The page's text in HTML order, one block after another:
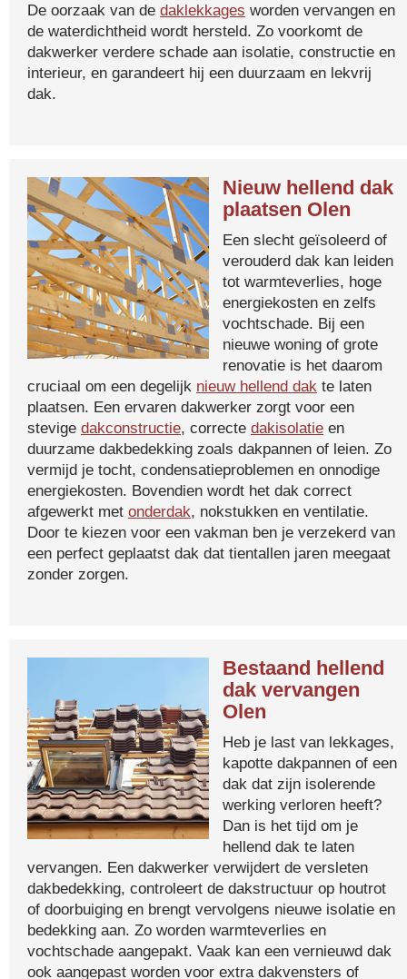
De oorzaak van de daklekkages worden vervangen en
de waterdichtheid wordt hersteld. Zo voorkomt de
dakwerker verdere schade aan isolatie, constructie en
interieur, en garandeert hij een duurzaam en lekvrij
dak.
Nieuw hellend dak
plaatsen Olen
Een slecht geïsoleerd of
verouderd dak kan leiden
tot warmteverlies, hoge
energiekosten en zelfs
vochtschade. Bij een
nieuwe woning of grote
renovatie is het daarom
cruciaal om een degelijk nieuw hellend dak te laten
plaatsen. Een ervaren dakwerker zorgt voor een
stevige dakconstructie, correcte dakisolatie en
duurzame dakbedekking zoals dakpannen of leien. Zo
vermijd je tocht, condensatieproblemen en onnodige
energiekosten. Bovendien wordt het dak correct
afgewerkt met onderdak, nokstukken en ventilatie.
Door te kiezen voor een vakman ben je verzekerd van
een perfect geplaatst dak dat tientallen jaren meegaat
zonder zorgen.
Bestaand hellend
dak vervangen
Olen
Heb je last van lekkages,
kapotte dakpannen of een
dak dat zijn isolerende
werking verloren heeft?
Dan is het tijd om je
hellend dak te laten
vervangen. Een dakwerker verwijdert de versleten
dakbedekking, controleert de dakstructuur op houtrot
of doorbuiging en brengt vervolgens nieuwe isolatie en
bedekking aan. Zo worden warmteverlies en
vochtschade aangepakt. Vaak kan een vernieuwd dak
ook aangepast worden voor extra dakvensters of